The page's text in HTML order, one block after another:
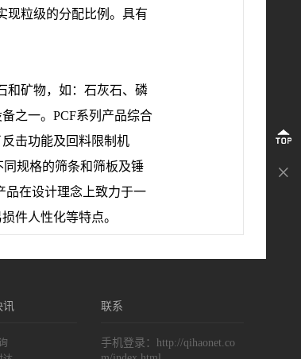
现粒级的分配比例。具有
矿物，如：石灰石、磷
之一。PCF系列产品综合
击功能及回料限制机
同规格的筛条和筛板及锤
品在设计理念上致力于一
件人性化等特点。
联系
手机登录：http://qihaonet.co